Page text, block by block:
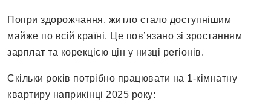
Попри здорожчання, житло стало доступнішим
майже по всій країні. Це пов’язано зі зростанням
зарплат та корекцією цін у низці регіонів.
Скільки років потрібно працювати на 1-кімнатну
квартиру наприкінці 2025 року: